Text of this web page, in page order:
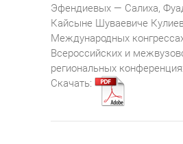
Эфендиевых — Салиха,
Кайсыне Шуваевиче
Международных
Всероссийских и
региональных
Скачать: